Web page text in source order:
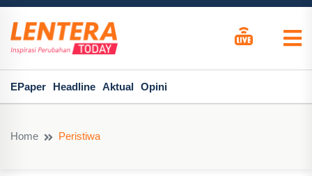
EPaper Headline Aktual Opini
Home Peristiwa